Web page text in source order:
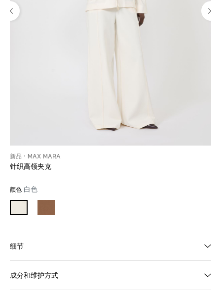
新品 MAX MARA
针织高领夹克
颜色 白色
细节
成分和维护方式